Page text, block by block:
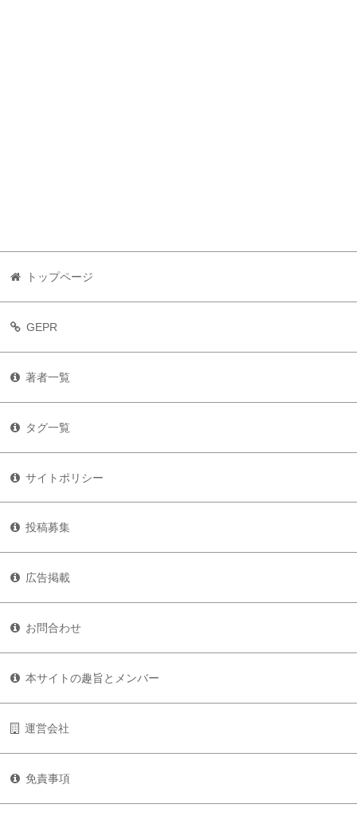
トップページ
GEPR
著者一覧
タグ一覧
サイトポリシー
投稿募集
広告掲載
お問合わせ
本サイトの趣旨とメンバー
運営会社
免責事項